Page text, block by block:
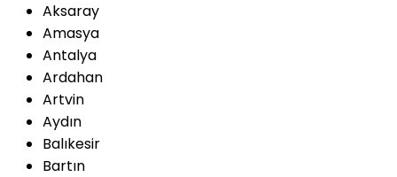
Aksaray
Amasya
Antalya
Ardahan
Artvin
Aydın
Balıkesir
Bartın